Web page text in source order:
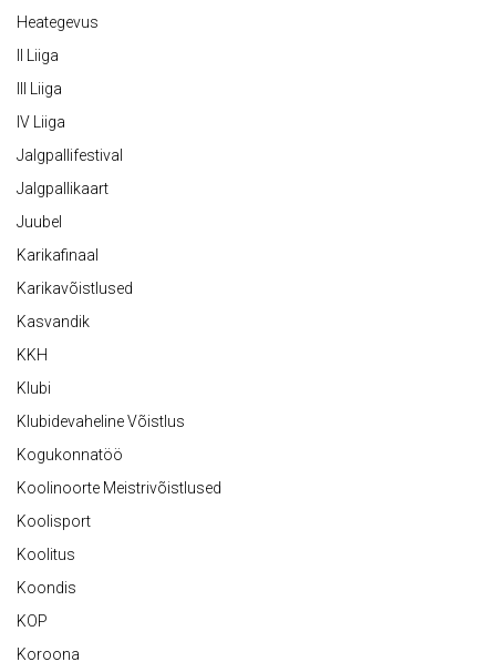
Heategevus
II Liiga
III Liiga
IV Liiga
Jalgpallifestival
Jalgpallikaart
Juubel
Karikafinaal
Karikavõistlused
Kasvandik
KKH
Klubi
Klubidevaheline Võistlus
Kogukonnatöö
Koolinoorte Meistrivõistlused
Koolisport
Koolitus
Koondis
KOP
Koroona